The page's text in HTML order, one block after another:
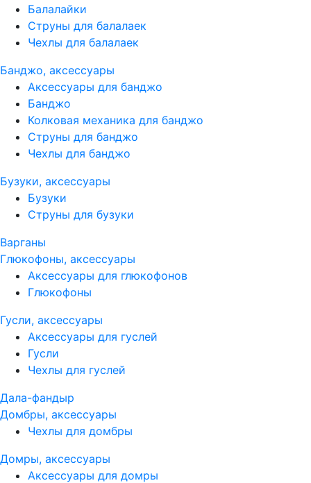
Балалайки
Струны для балалаек
Чехлы для балалаек
Банджо, аксессуары
Аксессуары для банджо
Банджо
Колковая механика для банджо
Струны для банджо
Чехлы для банджо
Бузуки, аксессуары
Бузуки
Струны для бузуки
Варганы
Глюкофоны, аксессуары
Аксессуары для глюкофонов
Глюкофоны
Гусли, аксессуары
Аксессуары для гуслей
Гусли
Чехлы для гуслей
Дала-фандыр
Домбры, аксессуары
Чехлы для домбры
Домры, аксессуары
Аксессуары для домры